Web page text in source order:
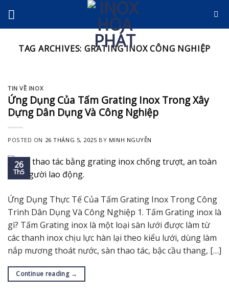
content
TAG ARCHIVES: GRATING INOX CÔNG NGHIỆP
TIN VỀ INOX
Ứng Dụng Của Tấm Grating Inox Trong Xây
Dựng Dân Dụng Và Công Nghiệp
POSTED ON 26 THÁNG 5, 2025 BY MINH NGUYỄN
26
Th5
Ứng Dụng Thực Tế Của Tấm Grating Inox Trong Công
Trình Dân Dụng Và Công Nghiệp 1. Tấm Grating inox là
gì? Tấm Grating inox là một loại sàn lưới được làm từ
các thanh inox chịu lực hàn lại theo kiểu lưới, dùng làm
nắp mương thoát nước, sàn thao tác, bậc cầu thang, […]
Continue reading →